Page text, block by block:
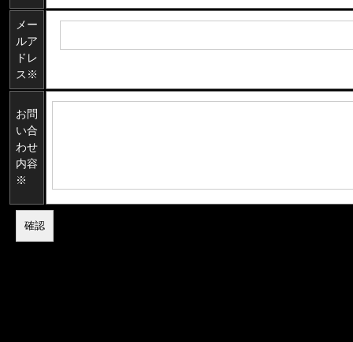
メー
ルア
ドレ
ス※
お問
い合
わせ
内容
※